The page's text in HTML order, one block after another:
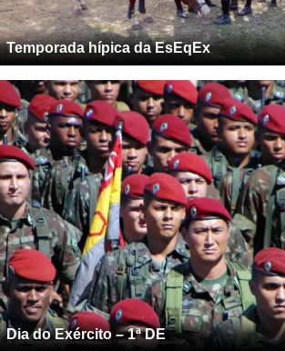
Temporada hípica da EsEqEx
Dia do Exército – 1ª DE